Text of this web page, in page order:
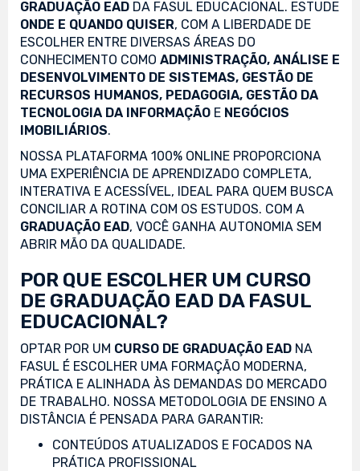
GRADUAÇÃO EAD DA FASUL EDUCACIONAL. ESTUDE
ONDE E QUANDO QUISER, COM A LIBERDADE DE
ESCOLHER ENTRE DIVERSAS ÁREAS DO
CONHECIMENTO COMO ADMINISTRAÇÃO, ANÁLISE E
DESENVOLVIMENTO DE SISTEMAS, GESTÃO DE
RECURSOS HUMANOS, PEDAGOGIA, GESTÃO DA
TECNOLOGIA DA INFORMAÇÃO E NEGÓCIOS
IMOBILIÁRIOS.
NOSSA PLATAFORMA 100% ONLINE PROPORCIONA
UMA EXPERIÊNCIA DE APRENDIZADO COMPLETA,
INTERATIVA E ACESSÍVEL, IDEAL PARA QUEM BUSCA
CONCILIAR A ROTINA COM OS ESTUDOS. COM A
GRADUAÇÃO EAD, VOCÊ GANHA AUTONOMIA SEM
ABRIR MÃO DA QUALIDADE.
POR QUE ESCOLHER UM CURSO
DE GRADUAÇÃO EAD DA FASUL
EDUCACIONAL?
OPTAR POR UM CURSO DE GRADUAÇÃO EAD NA
FASUL É ESCOLHER UMA FORMAÇÃO MODERNA,
PRÁTICA E ALINHADA ÀS DEMANDAS DO MERCADO
DE TRABALHO. NOSSA METODOLOGIA DE ENSINO A
DISTÂNCIA É PENSADA PARA GARANTIR:
CONTEÚDOS ATUALIZADOS E FOCADOS NA
PRÁTICA PROFISSIONAL